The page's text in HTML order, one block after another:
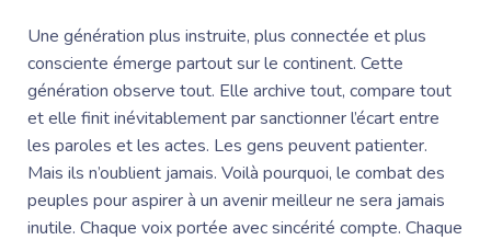
Une génération plus instruite, plus connectée et plus
consciente émerge partout sur le continent. Cette
génération observe tout. Elle archive tout, compare tout
et elle finit inévitablement par sanctionner l’écart entre
les paroles et les actes. Les gens peuvent patienter.
Mais ils n’oublient jamais. Voilà pourquoi, le combat des
peuples pour aspirer à un avenir meilleur ne sera jamais
inutile. Chaque voix portée avec sincérité compte. Chaque